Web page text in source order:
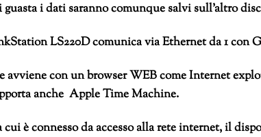
guasta i dati saranno comunque salvi sull’altro
LS220D comunica via Ethernet da 1 con
avviene con un browser WEB come Internet
anche Apple Time Machine.
cui è connesso da accesso alla rete internet, il